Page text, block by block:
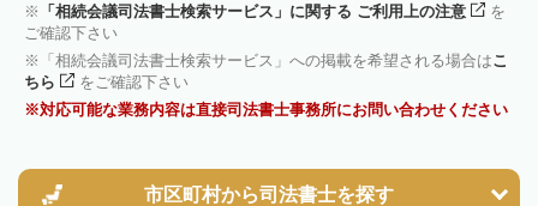
「相続会議司法書士検索サービス」に関する ご利用上の注意
を
ご確認下さい
「相続会議司法書士検索サービス」への掲載を希望される場合はこ
ちら
をご確認下さい
対応可能な業務内容は直接司法書士事務所にお問い合わせください
市区町村から司法書士を探す